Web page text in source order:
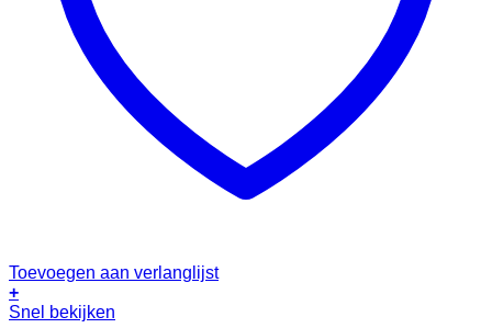
Toevoegen aan verlanglijst
+
Snel bekijken